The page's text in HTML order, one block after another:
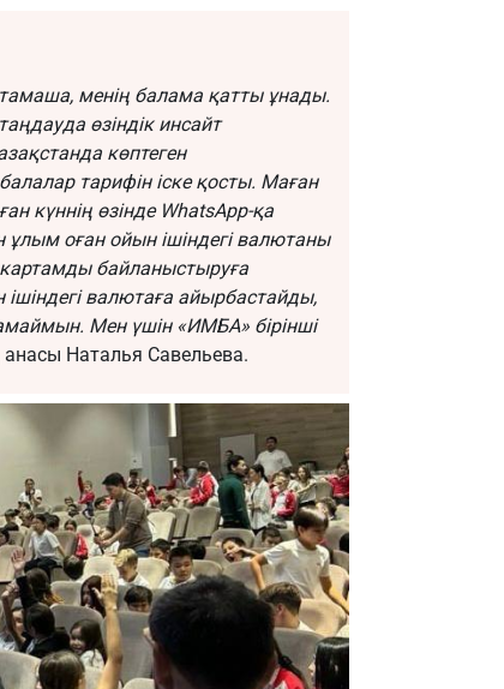
менің балама қатты ұнады.
өзіндік инсайт
көптеген
тарифін іске қосты. Маған
күннің өзінде WhatsApp-қа
ұлым оған ойын ішіндегі валютаны
байланыстыруға
валютаға айырбастайды,
Мен үшін «ИМБА» бірінші
анасы Наталья Савельева.